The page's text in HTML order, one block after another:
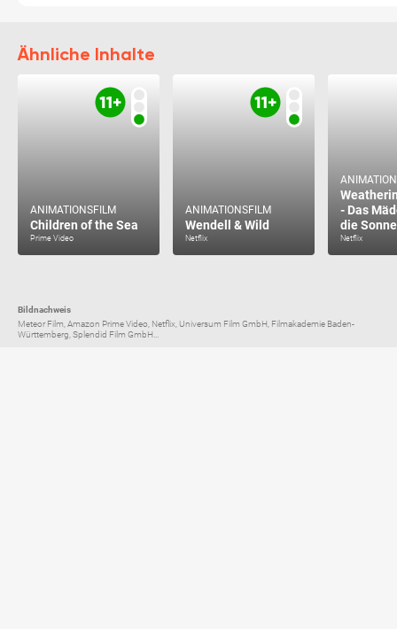
Ähnliche Inhalte
ANIMATIONSFILM
Children of the Sea
Prime Video
ANIMATIONSFILM
Wendell & Wild
Netflix
- Das
die
Netflix
Bildnachweis
Meteor Film, Amazon Prime Video, Netflix, Universum Film GmbH, Filmakademie Baden-
Württemberg, Splendid Film GmbH...